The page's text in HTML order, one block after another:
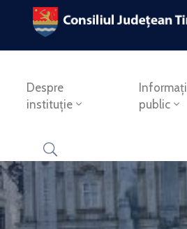
Despre
instituție
public